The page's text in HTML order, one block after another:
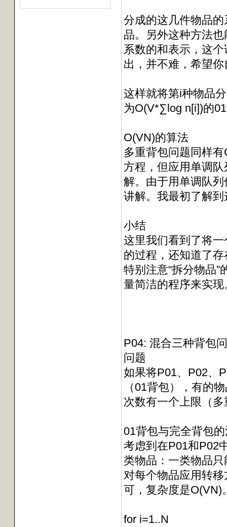
分成的这几件物品
品。另外这种方法
系数的和表示，这
出，并不难，希望
这样就将第i种物品
为O(V*∑log n[i])的
O(VN)的算法
多重背包问题同样
方程，但应用单调
解。由于用单调队
讲解。我最初了解到
小结
这里我们看到了将
的过程，还知道了
特别注意“拆分物品
量简洁的程序来实现
P04: 混合三种背包
问题
如果将P01、P02、
（01背包），有的
次数有一个上限（
01背包与完全背包
考虑到在P01和P02
类物品：一类物品
对每个物品应用转
可，复杂度是O(VN)
for i=1..N